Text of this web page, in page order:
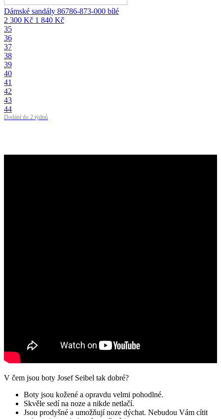
Dámské sandály 86786-873-000 bílé
2 300 Kč 1 840 Kč
35
36
37
38
39
40
41
42
43
44
Dodání do 2 týdnů
V čem jsou boty Josef Seibel tak dobré?
Boty jsou kožené a opravdu velmi pohodlné.
Skvěle sedí na noze a nikde netlačí.
Jsou prodyšné a umožňují noze dýchat. Nebudou Vám cítit